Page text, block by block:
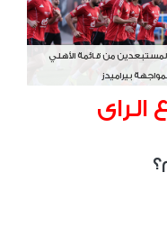
من قائمة الأهلي
بيراميدز
الراى